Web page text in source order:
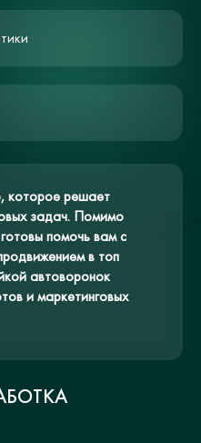
которое решает
задач. Помимо
помочь вам с
в топ
автоворонок
и маркетинговых